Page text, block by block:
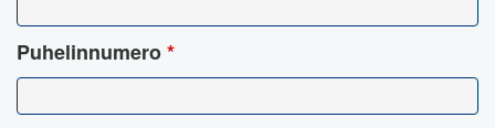
Puhelinnumero*